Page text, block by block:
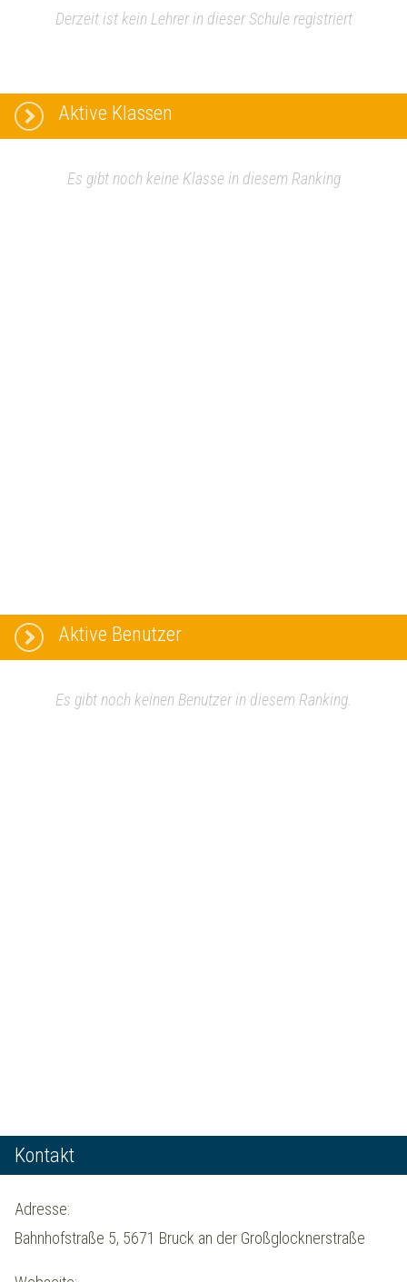
Derzeit ist kein Lehrer in dieser Schule registriert
Aktive Klassen
Es gibt noch keine Klasse in diesem Ranking
Aktive Benutzer
Es gibt noch keinen Benutzer in diesem Ranking.
Kontakt
Adresse:
Bahnhofstraße 5, 5671 Bruck an der Großglocknerstraße